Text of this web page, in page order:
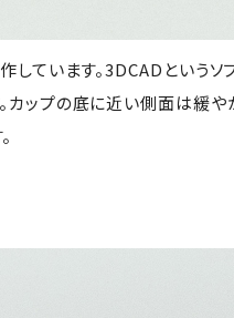
います。3DCADというソ
カップの底に近い側面は緩